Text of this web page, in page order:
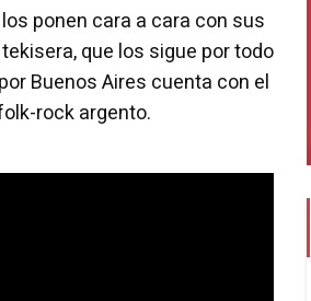
ponen cara a cara con sus
que los sigue por todo
Buenos Aires cuenta con el
rock argento.